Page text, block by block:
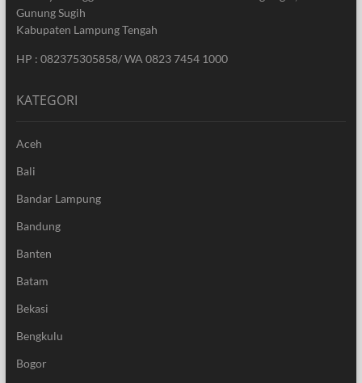
Gunung Sugih
Kabupaten Lampung Tengah
HP : 082375305858/ WA 0823 7454 1000
KATEGORI
Aceh
Bali
Bandar Lampung
Bandung
Banten
Batam
Bekasi
Bengkulu
Bogor